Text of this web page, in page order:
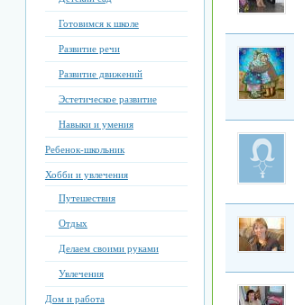
Готовимся к школе
Развитие речи
Развитие движений
Эстетическое развитие
Навыки и умения
Ребенок-школьник
Хобби и увлечения
Путешествия
Отдых
Делаем своими руками
Увлечения
Дом и работа